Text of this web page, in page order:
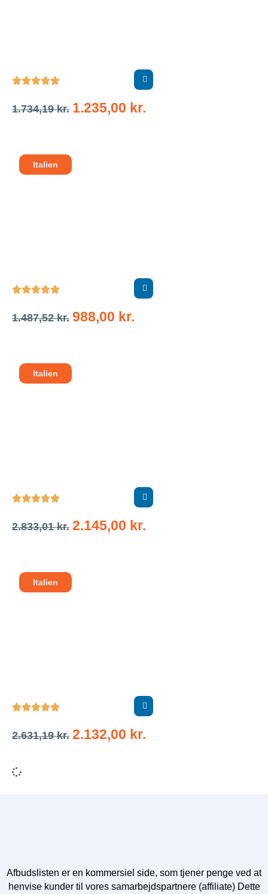

1.734,19kr. 1.235,00 kr.
Italien

1.487,52kr. 988,00 kr.
Italien

2.833,01kr. 2.145,00 kr.
Italien

2.631,19kr. 2.132,00 kr.
Afbudslisten er en kommersiel side, som tjener penge ved at
henvise kunder til vores samarbejdspartnere (affiliate) Dette